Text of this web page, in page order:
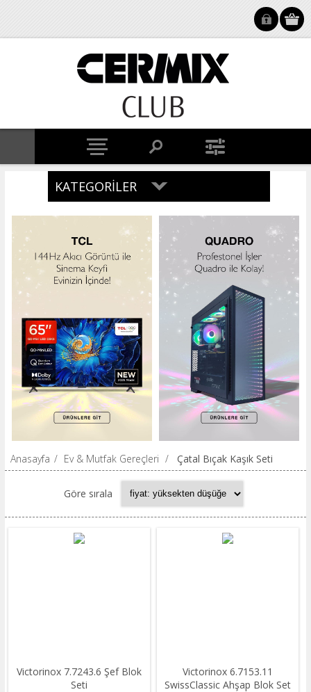
KATEGORILER
Anasayfa / Ev & Mutfak Gereçleri / Çatal Bıçak Kaşık Seti
Göre sırala
Victorinox 7.7243.6 Şef Blok
Seti
Victorinox 6.7153.11
SwissClassic Ahşap Blok Set